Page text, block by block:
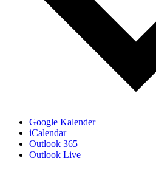
Google Kalender
iCalendar
Outlook 365
Outlook Live